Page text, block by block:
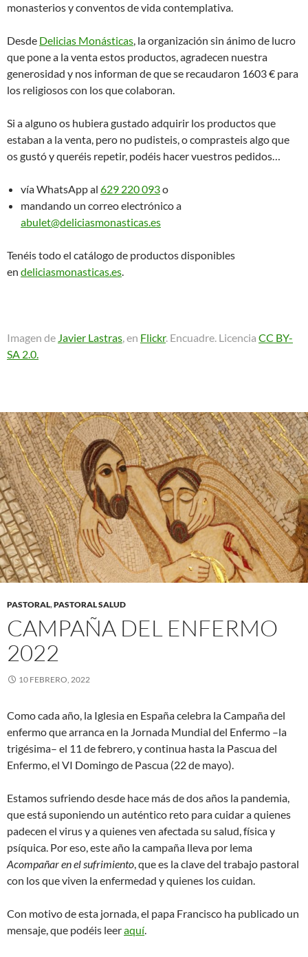
monasterios y conventos de vida contemplativa.
Desde Delicias Monásticas, la organización sin ánimo de lucro
que pone a la venta estos productos, agradecen nuestra
generosidad y nos informan de que se recaudaron 1603 € para
los religiosos con los que colaboran.
Si a alguno os hubiera gustado adquirir los productos que
estaban a la venta, pero no pudisteis, o comprasteis algo que
os gustó y queréis repetir, podéis hacer vuestros pedidos…
vía WhatsApp al 629 220 093o
mandando un correo electrónico a
abulet@deliciasmonasticas.es
Tenéis todo el catálogo de productos disponibles
en deliciasmonasticas.es.
Imagen de Javier Lastras, en Flickr. Encuadre. Licencia CC BY-
SA 2.0.
PASTORAL,PASTORAL SALUD
CAMPAÑA DEL ENFERMO
2022
10 FEBRERO, 2022
Como cada año, la Iglesia en España celebra la Campaña del
enfermo que arranca en la Jornada Mundial del Enfermo –la
trigésima– el 11 de febrero, y continua hasta la Pascua del
Enfermo, el VI Domingo de Pascua (22 de mayo).
Estamos sufriendo desde hace más de dos años la pandemia,
que está suponiendo un auténtico reto para cuidar a quienes
padecen el virus y a quienes ven afectada su salud, física y
psíquica. Por eso, este año la campaña lleva por lema
Acompañar en el sufrimiento, que es la clave del trabajo pastoral
con los que viven la enfermedad y quienes los cuidan.
Con motivo de esta jornada, el papa Francisco ha publicado un
mensaje, que podéis leeraquí.